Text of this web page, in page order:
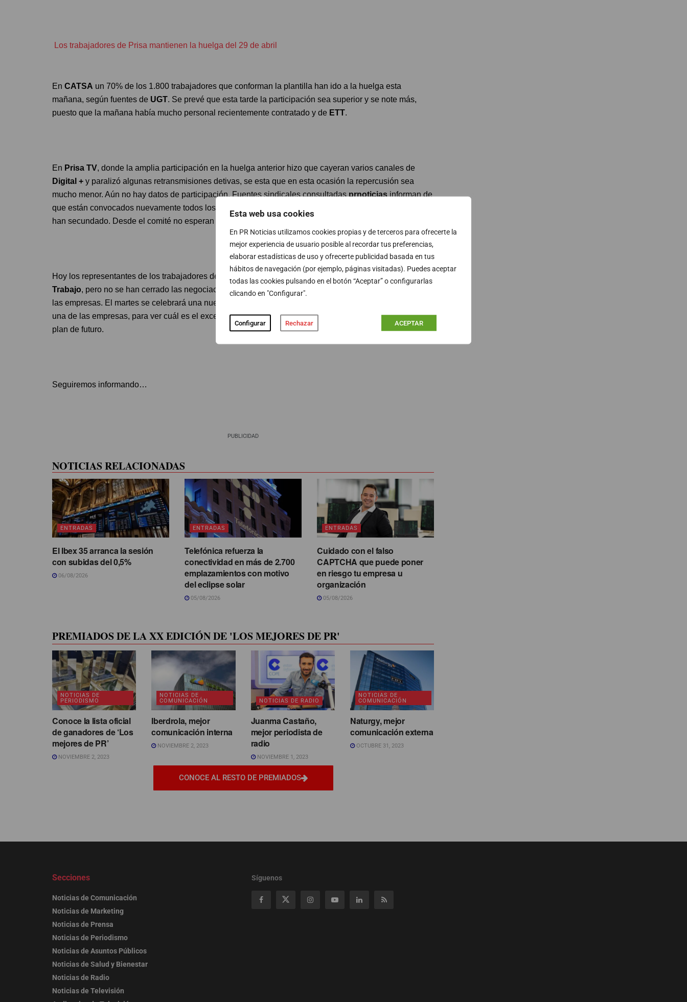
Esta web usa cookies
En PR Noticias utilizamos cookies propias y de terceros para ofrecerte la
mejor experiencia de usuario posible al recordar tus preferencias,
elaborar estadísticas de uso y ofrecerte publicidad basada en tus
hábitos de navegación (por ejemplo, páginas visitadas). Puedes aceptar
todas las cookies pulsando en el botón “Aceptar” o configurarlas
clicando en "Configurar".
Configurar Rechazar ACEPTAR
Los trabajadores de Prisa mantienen la huelga del 29 de abril
En CATSA un 70% de los 1.800 trabajadores que conforman la plantilla han ido a la huelga esta
mañana, según fuentes de UGT. Se prevé que esta tarde la participación sea superior y se note más,
puesto que la mañana había mucho personal recientemente contratado y de ETT.
En Prisa TV, donde la amplia participación en la huelga anterior hizo que cayeran varios canales de
Digital + y paralizó algunas retransmisiones detivas, se esta que en esta ocasión la repercusión sea
mucho menor. Aún no hay datos de participación. Fuentes sindicales consultadasprnoticiasinforman de
que están convocados nuevamente todos los trabajadores, pero aún no se tiene balance de cuántos la
han secundado. Desde el comité no esperan que sea secundada un alto centaje de la plantilla.
Hoy los representantes de los trabajadores de Prisa se han reunido con la dirección en la Inspección
de
Trabajo, pero no se han cerrado las negociaciones. Los sindicatos quieren un acuerdo global para todas
las empresas. El martes se celebrará una nueva reunión en la que se conocerán los datos reales de cada
una de las empresas, para ver cuál es el excedente, las posibles salidas, la situación de la empresa y un
plan de futuro.
Seguiremos informando…
PUBLICIDAD
NOTICIAS RELACIONADAS
ENTRADAS
El Ibex 35 arranca la sesión
con subidas del 0,5%
06/08/2026
ENTRADAS
Telefónica refuerza la
conectividad en más de 2.700
emplazamientos con motivo
del eclipse solar
05/08/2026
ENTRADAS
Cuidado con el falso
CAPTCHA que puede poner
en riesgo tu empresa u
organización
05/08/2026
PREMIADOS DE LA XX EDICIÓN DE 'LOS MEJORES DE PR'
NOTICIAS DE
PERIODISMO
Conoce la lista oficial
de ganadores de ‘Los
mejores de PR’
NOVIEMBRE 2, 2023
NOTICIAS DE
COMUNICACIÓN
Iberdrola, mejor
comunicación interna
NOVIEMBRE 2, 2023
NOTICIAS DE RADIO
Juanma Castaño,
mejor periodista de
radio
NOVIEMBRE 1, 2023
NOTICIAS DE
COMUNICACIÓN
Naturgy, mejor
comunicación externa
OCTUBRE 31, 2023
CONOCE AL RESTO DE PREMIADOS
Secciones
Noticias de Comunicación
Noticias de Marketing
Noticias de Prensa
Noticias de Periodismo
Noticias de Asuntos Públicos
Noticias de Salud y Bienestar
Noticias de Radio
Noticias de Televisión
Síguenos